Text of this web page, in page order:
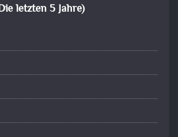
letzten 5 Jahre)